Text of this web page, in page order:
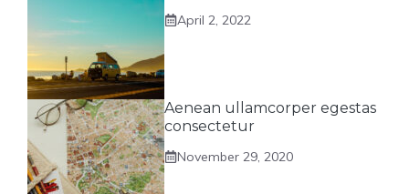
April 2, 2022
Aenean ullamcorper egestas
consectetur
November 29, 2020